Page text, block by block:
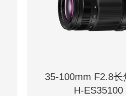
35-100mm F2.8长
H-ES35100